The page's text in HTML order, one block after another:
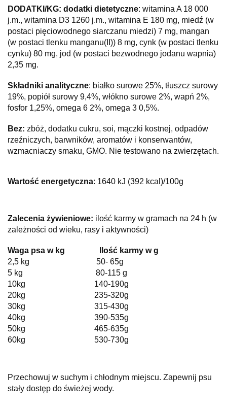
DODATKI/KG: dodatki dietetyczne: witamina A 18 000
j.m., witamina D3 1260 j.m., witamina E 180 mg, miedź (w
postaci pięciowodnego siarczanu miedzi) 7 mg, mangan
(w postaci tlenku manganu(II)) 8 mg, cynk (w postaci tlenku
cynku) 80 mg, jod (w postaci bezwodnego jodanu wapnia)
2,35 mg.
Składniki analityczne: białko surowe 25%, tłuszcz surowy
19%, popiół surowy 9,4%, włókno surowe 2%, wapń 2%,
fosfor 1,25%, omega 6 2%, omega 3 0,5%.
Bez: zbóż, dodatku cukru, soi, mączki kostnej, odpadów
rzeźniczych, barwników, aromatów i konserwantów,
wzmacniaczy smaku, GMO. Nie testowano na zwierzętach.
Wartość energetyczna: 1640 kJ (392 kcal)/100g
Zalecenia żywieniowe: ilość karmy w gramach na 24 h (w
zależności od wieku, rasy i aktywności)
Waga psa w kg Ilość karmy w g
2,5 kg 50- 65g
5 kg 80-115 g
10kg 140-190g
20kg 235-320g
30kg 315-430g
40kg 390-535g
50kg 465-635g
60kg 530-730g
Przechowuj w suchym i chłodnym miejscu. Zapewnij psu
stały dostęp do świeżej wody.